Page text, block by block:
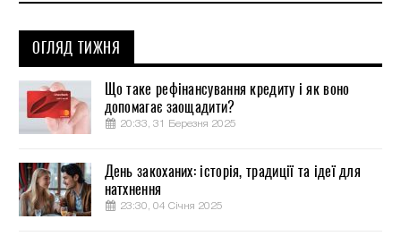
ОГЛЯД ТИЖНЯ
Що таке рефінансування кредиту і як воно
допомагає заощадити?
20:33, 31 Березня 2025
День закоханих: історія, традиції та ідеї для
натхнення
23:30, 04 Січня 2025